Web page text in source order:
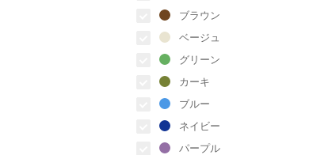
ブラウン
ベージュ
グリーン
カーキ
ブルー
ネイビー
パープル